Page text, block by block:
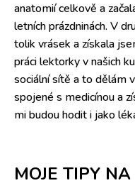
anatomií celkově a
letních prázdninách. V
tolik vrásek a získala
práci lektorky v našich
sociální sítě a to dělám
spojené s medicínou a
mi budou hodit i jako
MOJE TIPY